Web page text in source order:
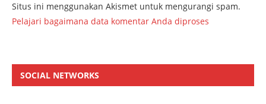
Situs ini menggunakan Akismet untuk mengurangi spam.
Pelajari bagaimana data komentar Anda diproses
SOCIAL NETWORKS